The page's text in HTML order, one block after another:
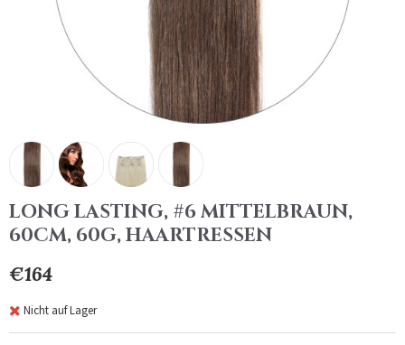
LONG LASTING, #6 MITTELBRAUN,
60CM, 60G, HAARTRESSEN
€164
Nicht auf Lager